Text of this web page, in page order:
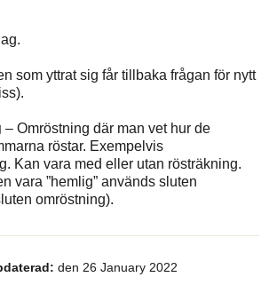
som yttrat sig får tillbaka frågan för nytt
– Omröstning där man vet hur de
röstar. Exempelvis
Kan vara med eller utan rösträkning.
vara ”hemlig” används sluten
omröstning).
den 26 January 2022